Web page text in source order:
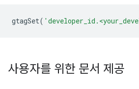
gtagSet(
사용자를 위한 문서 제공